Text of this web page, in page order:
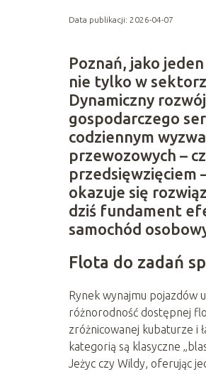
Data publikacji: 2026-04-07
Poznań, jako
nie tylko w
Dynamiczny
gospodarczego
codziennym
przewozowych –
przedsięwzięciem
okazuje się
dziś fundament
samochód
Flota do zadań
Rynek wynajmu pojazdów
różnorodność dostępnej
zróżnicowanej kubaturze i
kategorią są klasyczne
Jeżyc czy Wildy, oferując